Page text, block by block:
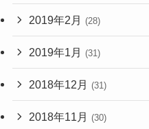
2019年2月 (28)
2019年1月 (31)
2018年12月 (31)
2018年11月 (30)